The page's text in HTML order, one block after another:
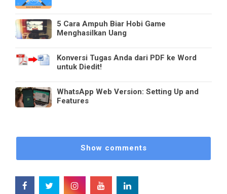
5 Cara Ampuh Biar Hobi Game
Menghasilkan Uang
Konversi Tugas Anda dari PDF ke Word
untuk Diedit!
WhatsApp Web Version: Setting Up and
Features
Show comments